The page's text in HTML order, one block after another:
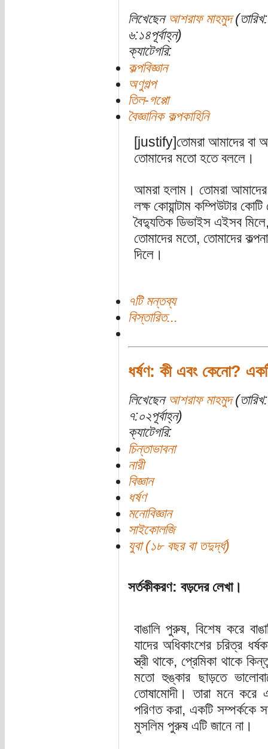
লিখেছেন আশরাফ মাহমুদ
৬:১৪পূর্বাহ্ন)
ক্যাটেগরি:
কল্পবিজ্ঞান
অণুগল্প
তিল-গপ্পো
বৈজ্ঞানিক কল্পকাহিনি
[justify]তোমরা আমাদের বা
তোমাদের মতো হতে বললে।
আমরা হলাম। তোমরা আমাদের,
লক্ষ কোয়ান্টাম কম্পিউটার
বৈদ্যুতিক ডিভাইস এইসব
তোমাদের মতো, তোমাদের
দিলে।
৭টি মন্তব্য
বিস্তারিত...
ধর্ষণ: কী এবং কেনো?
লিখেছেন আশরাফ মাহমুদ
৭:০২পূর্বাহ্ন)
ক্যাটেগরি:
চিন্তাভাবনা
নারী
বিজ্ঞান
ধর্ষণ
মনোবিজ্ঞান
সাইকোলজি
যুবা (১৮ বছর বা তদুর্দ্ধ)
সর্তকীকরণ: বড়দের লেখা।
বাঙালি পুরুষ, বিশেষ করে
যাদের অধিকাংশের চরিত্র
স্ত্রী থাকে, প্রেমিকা থাকে
মতো হুঙ্কার ছাড়তে
তোষামোদী। তারা মনে করে
পরিণত করা, একটি সম্পর্ককে
মুসলিম পুরুষ এটি জানে না।